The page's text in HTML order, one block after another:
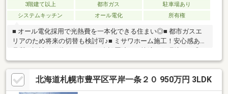
3階建て以上 都市ガス
駐車場あり
システムキッチン
オール電化 所有権
■ オール電化採用で光熱費を一本化できる住まい◎■ 都市ガスエ
リアのため将来の切替も検討可♪■ ミサワホーム施工！安心感ある
品質と設計♪■ 3階にエアコン2台設置済み！快適な住環境です◎■
インナーガレージ付きで雨や雪の日も快適に乗り降り可◎■ 開放
感あるLDK空間！家族が自然と集まるくつろぎ場♪■ 4LDKでファ
ミリーや在宅ワークにも対応可◎■ 各居室に収納を確保し、お部
屋をすっきり使える設計♪■ 外から見えにくい窓仕様でカーテンな
北海道札幌市豊平区平岸一条２０ 950万円 3LDK